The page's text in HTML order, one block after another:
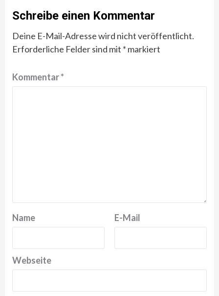
Schreibe einen Kommentar
Deine E-Mail-Adresse wird nicht veröffentlicht.
Erforderliche Felder sind mit * markiert
Kommentar*
Name E-Mail
Webseite